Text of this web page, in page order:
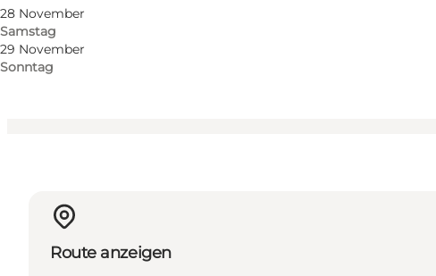
28 November
Samstag
29 November
Sonntag
Website besuchen
Kinder, Freunde, Mein Partner, Mir selbst
Route anzeigen